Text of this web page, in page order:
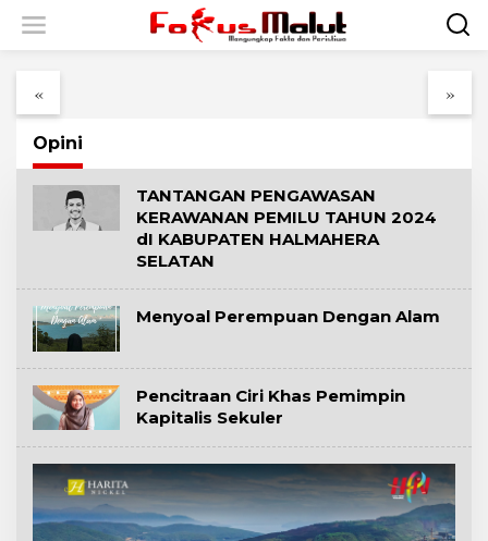
« »
Atasi Dampak
Resmikan Program
Inovasi “GERAK
EPID”
Pemkab Halsel
meski Dana Pusat
Opini
TANTANGAN PENGAWASAN
KERAWANAN PEMILU TAHUN 2024
dI KABUPATEN HALMAHERA
SELATAN
Menyoal Perempuan Dengan Alam
Pencitraan Ciri Khas Pemimpin
Kapitalis Sekuler